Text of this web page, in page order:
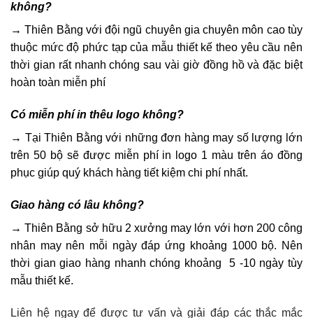
không?
→Thiên Bằng với đội ngũ chuyên gia chuyên môn cao tùy
thuộc mức độ phức tạp của mẫu thiết kế theo yêu cầu nên
thời gian rất nhanh chóng sau vài giờ đồng hồ và đặc biệt
hoàn toàn miễn phí
Có miễn phí in thêu logo không?
→ Tại Thiên Bằng với những đơn hàng may số lượng lớn
trên 50 bộ sẽ được miễn phí in logo 1 màu trên áo đồng
phục giúp quý khách hàng tiết kiệm chi phí nhất.
Giao hàng có lâu không?
→Thiên Bằng sở hữu 2 xưởng may lớn với hơn 200 công
nhân may nên mỗi ngày đáp ứng khoảng 1000 bộ. Nên
thời gian giao hàng nhanh chóng khoảng 5 -10 ngày tùy
mẫu thiết kế.
Liên hệ ngay để được tư vấn và giải đáp các thắc mắc